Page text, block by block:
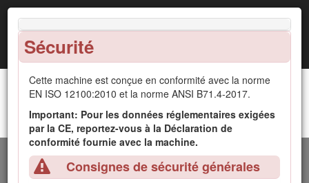
Sécurité
Cette machine est conçue en conformité avec la norme
EN ISO 12100:2010 et la norme ANSI B71.4-2017.
Important: Pour les données réglementaires exigées
par la CE, reportez-vous à la Déclaration de
conformité fournie avec la machine.
Consignes de sécurité générales
Rouleau aplanisseur pour greens GreensPro™
1260Introduction
Cette machine est un rouleau aplanisseur pour greens
autoporté prévu pour les utilisateurs professionnels